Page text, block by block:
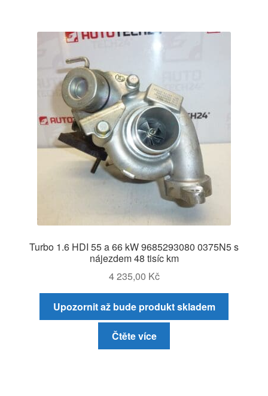
Turbo 1.6 HDI 55 a 66 kW 9685293080 0375N5 s
nájezdem 48 tisíc km
4 235,00 Kč
Upozornit až bude produkt skladem
Čtěte více